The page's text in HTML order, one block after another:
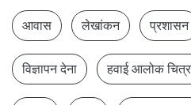
आवास लेखांकन प्रशासन
विज्ञापन देना हवाई आलोक चित्र